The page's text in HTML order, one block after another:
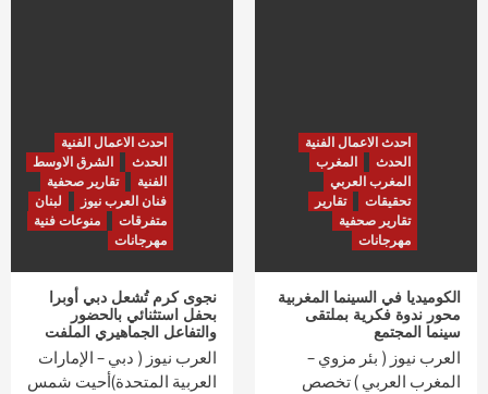
احدث الاعمال الفنية
الحدث
المغرب
المغرب العربي
تحقيقات
تقارير
تقارير صحفية
مهرجانات
الكوميديا في السينما المغربية
محور ندوة فكرية بملتقى
سينما المجتمع
العرب نيوز ( بئر مزوي –
المغرب العربي ) تخصص
احدث الاعمال الفنية
الحدث
الشرق الاوسط
الفنية
تقارير صحفية
فنان العرب نيوز
لبنان
متفرقات
منوعات فنية
مهرجانات
نجوى كرم تُشعل دبي أوبرا
بحفل استثنائي بالحضور
والتفاعل الجماهيري الملفت
العرب نيوز ( دبي – الإمارات
العربية المتحدة)أحيت شمس